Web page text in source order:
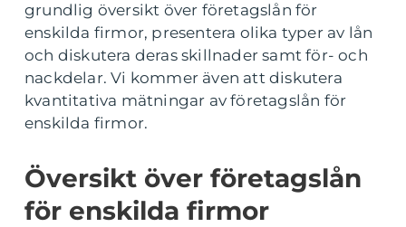
grundlig översikt över företagslån för
enskilda firmor, presentera olika typer av lån
och diskutera deras skillnader samt för- och
nackdelar. Vi kommer även att diskutera
kvantitativa mätningar av företagslån för
enskilda firmor.
Översikt över företagslån
för enskilda firmor